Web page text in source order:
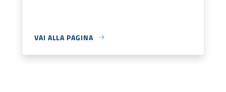
VAI ALLA PAGINA